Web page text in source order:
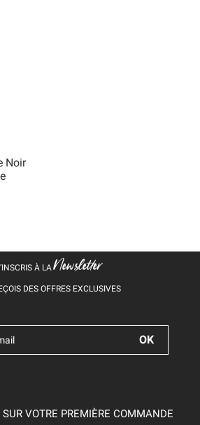
Noir
À LANewsletter
DES OFFRES EXCLUSIVES
SUR VOTRE PREMIÈRE COMMANDE